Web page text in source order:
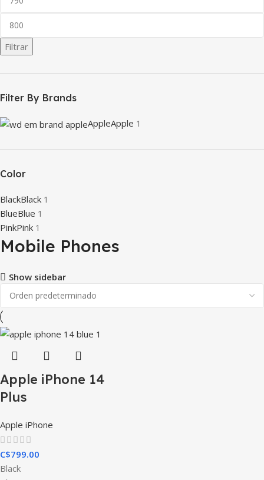
Filtrar
Filter By Brands
AppleApple 1
Color
BlackBlack 1
BlueBlue 1
PinkPink 1
Mobile Phones
Show sidebar
Apple iPhone 14
Plus
Apple iPhone
C$799.00
Black